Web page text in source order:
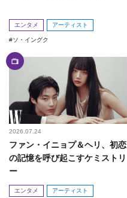
エンタメ アーティスト
ソ・イングク
2026.07.24
ファン・イニョプ＆ヘリ、初恋
の記憶を呼び起こすケミストリ
ー
エンタメ アーティスト